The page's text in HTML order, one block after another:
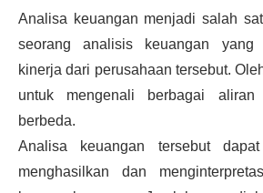
Analisa keuangan menjadi salah
seorang analisis keuangan yang
kinerja dari perusahaan tersebut.
untuk mengenali berbagai aliran
berbeda.
Analisa keuangan tersebut
menghasilkan dan